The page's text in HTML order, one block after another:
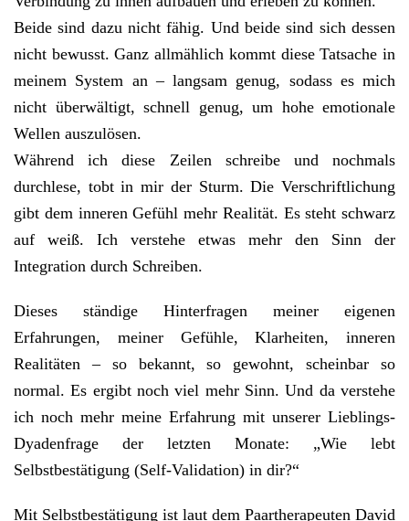
Beide sind dazu nicht fähig. Und beide sind sich dessen
nicht bewusst. Ganz allmählich kommt diese Tatsache in
meinem System an – langsam genug, sodass es mich
nicht überwältigt, schnell genug, um hohe emotionale
Wellen auszulösen.
Während ich diese Zeilen schreibe und nochmals
durchlese, tobt in mir der Sturm. Die Verschriftlichung
gibt dem inneren Gefühl mehr Realität. Es steht schwarz
auf weiß. Ich verstehe etwas mehr den Sinn der
Integration durch Schreiben.
Dieses ständige Hinterfragen meiner eigenen
Erfahrungen, meiner Gefühle, Klarheiten, inneren
Realitäten – so bekannt, so gewohnt, scheinbar so
normal. Es ergibt noch viel mehr Sinn. Und da verstehe
ich noch mehr meine Erfahrung mit unserer Lieblings-
Dyadenfrage der letzten Monate: „Wie lebt
Selbstbestätigung (Self-Validation) in dir?“
Mit Selbstbestätigung ist laut dem Paartherapeuten David